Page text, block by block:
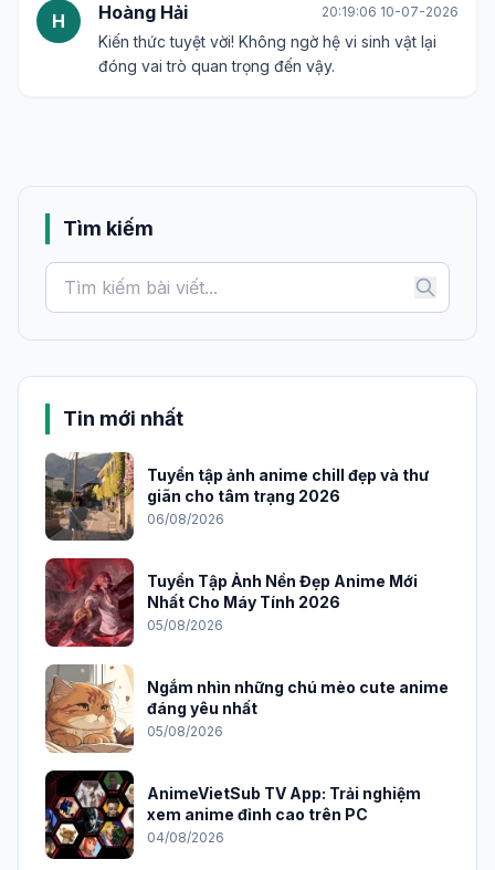
H Hoàng Hải 20:19:06 10-07-2026
Kiến thức tuyệt vời! Không ngờ hệ vi sinh vật lại
đóng vai trò quan trọng đến vậy.
Tìm kiếm
Tin mới nhất
Tuyển tập ảnh anime chill đẹp và thư
giãn cho tâm trạng 2026
06/08/2026
Tuyển Tập Ảnh Nền Đẹp Anime Mới
Nhất Cho Máy Tính 2026
05/08/2026
Ngắm nhìn những chú mèo cute anime
đáng yêu nhất
05/08/2026
AnimeVietSub TV App: Trải nghiệm
xem anime đỉnh cao trên PC
04/08/2026